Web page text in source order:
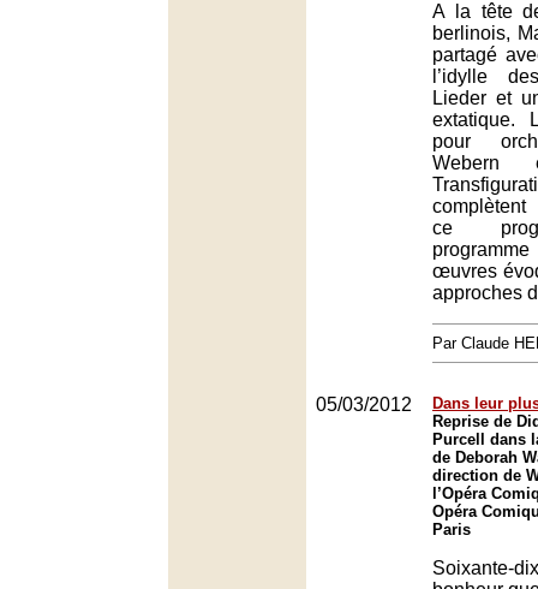
A la tête
berlinois,
partagé
l’idylle
Lieder et
extatique.
pour
complètent
ce
œuvres
approches
Par Claude
05/03/2012
Dans leur
Reprise de
Purcell dans
de Deborah
direction de
l’Opéra
Opéra
Paris
Soixante-